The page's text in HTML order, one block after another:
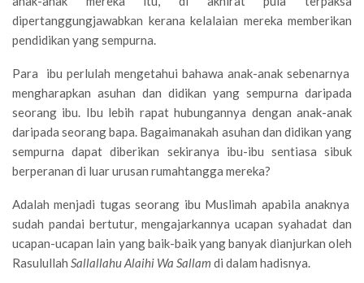
dipertanggungjawabkan kerana kelalaian mereka memberikan
pendidikan yang sempurna.
Para ibu perlulah mengetahui bahawa anak-anak sebenarnya
mengharapkan asuhan dan didikan yang sempurna daripada
seorang ibu. Ibu lebih rapat hubungannya dengan anak-anak
daripada seorang bapa. Bagaimanakah asuhan dan didikan yang
sempurna dapat diberikan sekiranya ibu-ibu sentiasa sibuk
berperanan di luar urusan rumahtangga mereka?
Adalah menjadi tugas seorang ibu Muslimah apabila anaknya
sudah pandai bertutur, mengajarkannya ucapan syahadat dan
ucapan-ucapan lain yang baik-baik yang banyak dianjurkan oleh
Rasulullah Sallallahu Alaihi Wa Sallam di dalam hadisnya.